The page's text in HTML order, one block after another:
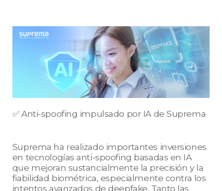
✅ Anti-spoofing impulsado por IA de Suprema
Suprema ha realizado importantes inversiones
en tecnologías anti-spoofing basadas en IA
que mejoran sustancialmente la precisión y la
fiabilidad biométrica, especialmente contra los
intentos avanzados de deepfake. Tanto las